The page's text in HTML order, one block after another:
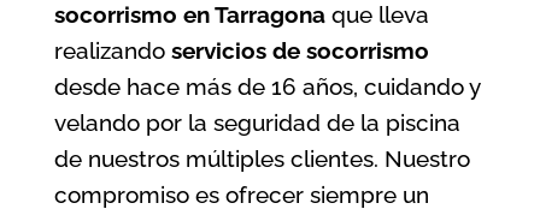
socorrismo en Tarragona que lleva
realizando servicios de socorrismo
desde hace más de 16 años, cuidando y
velando por la seguridad de la piscina
de nuestros múltiples clientes. Nuestro
compromiso es ofrecer siempre un